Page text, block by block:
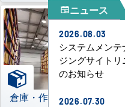
倉庫・作業場
newspaperニュース
2026.08.03
システムメンテ
ジングサイトリ
のお知らせ
2026.07.30